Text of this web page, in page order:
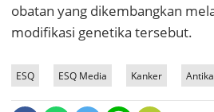
obatan yang dikembangkan
modifikasi genetika tersebut.
ESQ ESQ Media Kanker